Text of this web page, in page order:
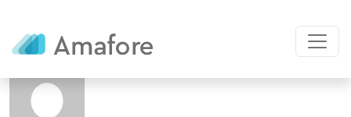
Autor:Amafore